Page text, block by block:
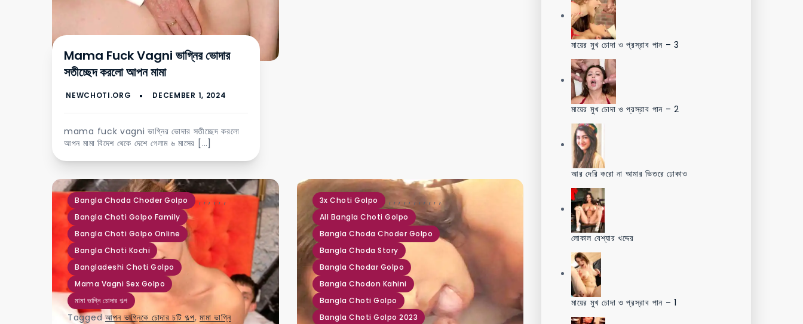
Mama Fuck Vagni ভাগ্নির ভোদার
সতীচ্ছেদ করলো আপন মামা
mama fuck vagni ভাগ্নির ভোদার সতীচ্ছেদ করলো
আপন মামা বিদেশ থেকে দেশে গেলাম ৬ মাসের […]
Bangla Choda Choder Golpo ,
Bangla Choti Golpo Family
,
Bangla Choti Golpo Online
,
Bangla Choti Kochi
,
Bangladeshi Choti Golpo
,
Mama Vagni Sex Golpo
,
মামা ভাগ্নি চোদার গল্প
Taggedআপন ভাগ্নিকে চোদার চটি গল্প,মামা ভাগ্নি
3x Choti Golpo ,
All Bangla Choti Golpo
,
Bangla Choda Choder Golpo
,
Bangla Choda Story
,
Bangla Chodar Golpo
,
Bangla Chodon Kahini
,
Bangla Choti Golpo
,
Bangla Choti Golpo 2023
,,, ,
মায়ের মুখ চোদা ও প্রস্রাব পান – 3
মায়ের মুখ চোদা ও প্রস্রাব পান – 2
আর দেরি করো না আমার ভিতরে ঢোকাও
লোকাল বেশ্যার খদ্দের
মায়ের মুখ চোদা ও প্রস্রাব পান – 1